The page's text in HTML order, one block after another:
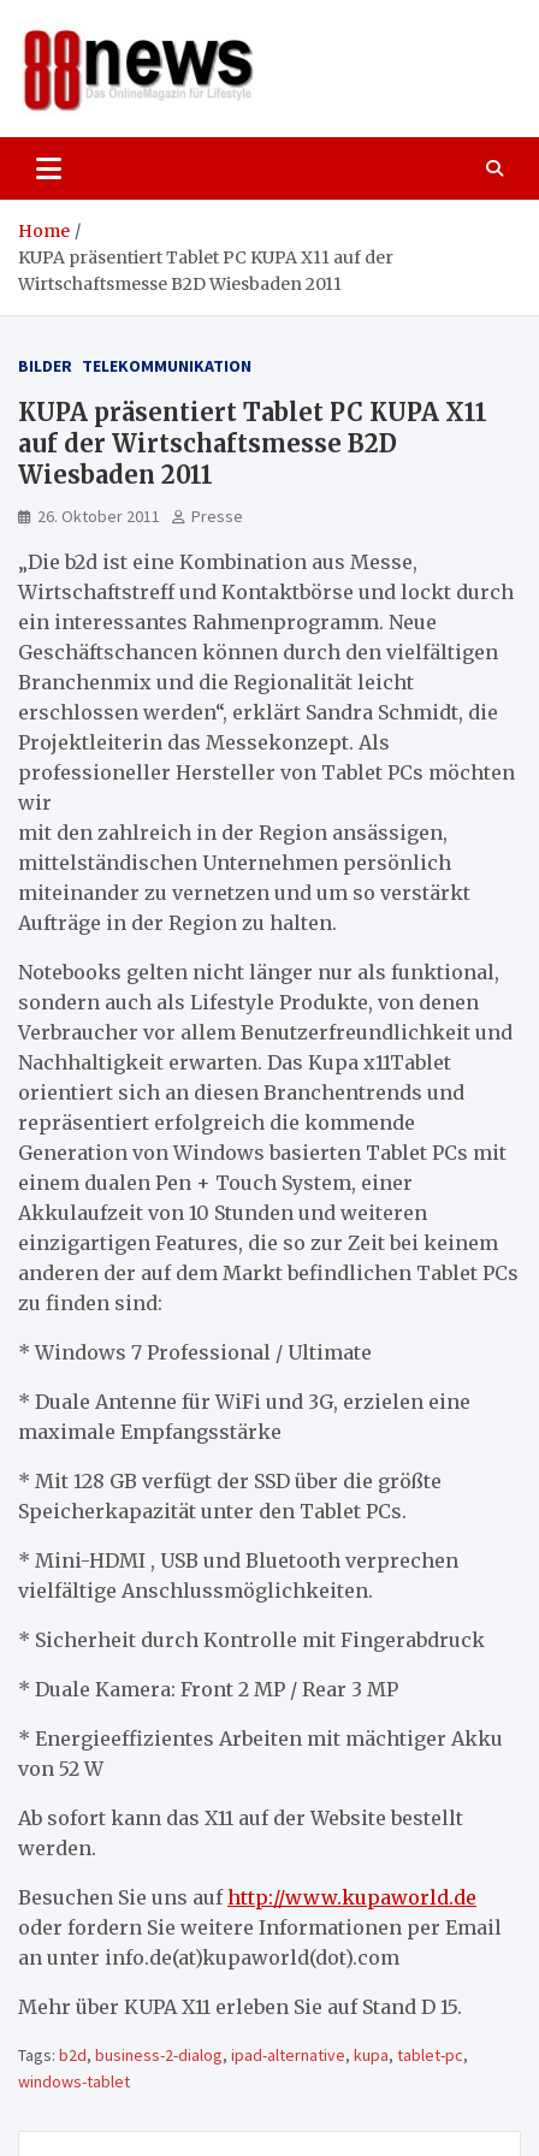
content
Home
KUPA präsentiert Tablet PC KUPA X11 auf der
Wirtschaftsmesse B2D Wiesbaden 2011
BILDER TELEKOMMUNIKATION
KUPA präsentiert Tablet PC KUPA X11
auf der Wirtschaftsmesse B2D
Wiesbaden 2011
26. Oktober 2011 Presse
„Die b2d ist eine Kombination aus Messe,
Wirtschaftstreff und Kontaktbörse und lockt durch
ein interessantes Rahmenprogramm. Neue
Geschäftschancen können durch den vielfältigen
Branchenmix und die Regionalität leicht
erschlossen werden“, erklärt Sandra Schmidt, die
Projektleiterin das Messekonzept. Als
professioneller Hersteller von Tablet PCs möchten
wir
mit den zahlreich in der Region ansässigen,
mittelständischen Unternehmen persönlich
miteinander zu vernetzen und um so verstärkt
Aufträge in der Region zu halten.
Notebooks gelten nicht länger nur als funktional,
sondern auch als Lifestyle Produkte, von denen
Verbraucher vor allem Benutzerfreundlichkeit und
Nachhaltigkeit erwarten. Das Kupa x11Tablet
orientiert sich an diesen Branchentrends und
repräsentiert erfolgreich die kommende
Generation von Windows basierten Tablet PCs mit
einem dualen Pen + Touch System, einer
Akkulaufzeit von 10 Stunden und weiteren
einzigartigen Features, die so zur Zeit bei keinem
anderen der auf dem Markt befindlichen Tablet PCs
zu finden sind:
* Windows 7 Professional / Ultimate
* Duale Antenne für WiFi und 3G, erzielen eine
maximale Empfangsstärke
* Mit 128 GB verfügt der SSD über die größte
Speicherkapazität unter den Tablet PCs.
* Mini-HDMI , USB und Bluetooth verprechen
vielfältige Anschlussmöglichkeiten.
* Sicherheit durch Kontrolle mit Fingerabdruck
* Duale Kamera: Front 2 MP / Rear 3 MP
* Energieeffizientes Arbeiten mit mächtiger Akku
von 52 W
Ab sofort kann das X11 auf der Website bestellt
werden.
Besuchen Sie uns aufhttp://www.kupaworld.de
oder fordern Sie weitere Informationen per Email
an unter info.de(at)kupaworld(dot).com
Mehr über KUPA X11 erleben Sie auf Stand D 15.
Tags: b2d, business-2-dialog, ipad-alternative, kupa, tablet-pc,
windows-tablet